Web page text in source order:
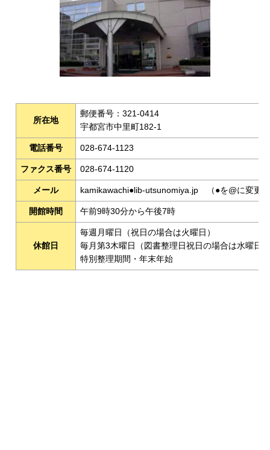
所在地
郵便番号：321-0414
宇都宮市中里町182-1
電話番号 028-674-1123
ファクス番号 028-674-1120
メール kamikawachi●lib-utsunomiya.jp （●を@に変更
開館時間 午前9時30分から午後7時
休館日
毎週月曜日（祝日の場合は火曜日）
毎月第3木曜日（図書整理日祝日の場合は水曜日
特別整理期間・年末年始